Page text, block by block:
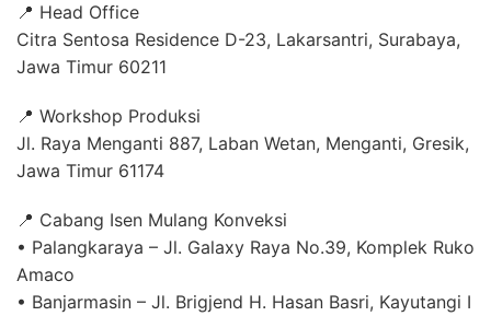
📍 Head Office
Citra Sentosa Residence D-23, Lakarsantri, Surabaya,
Jawa Timur 60211
📍 Workshop Produksi
Jl. Raya Menganti 887, Laban Wetan, Menganti, Gresik,
Jawa Timur 61174
📍 Cabang Isen Mulang Konveksi
• Palangkaraya – Jl. Galaxy Raya No.39, Komplek Ruko
Amaco
• Banjarmasin – Jl. Brigjend H. Hasan Basri, Kayutangi I